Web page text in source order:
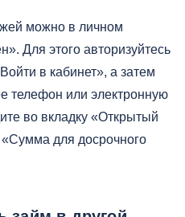
можно в личном
Для этого авторизуйтесь
в кабинет», а затем
телефон или электронную
во вкладку «Открытый
«Сумма для досрочного